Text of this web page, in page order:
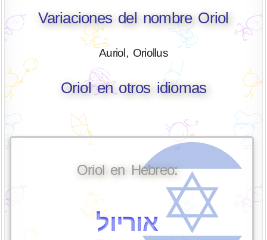
Variaciones del nombre Oriol
Auriol, Oriollus
Oriol en otros idiomas
Oriol en Hebreo:
אוריול